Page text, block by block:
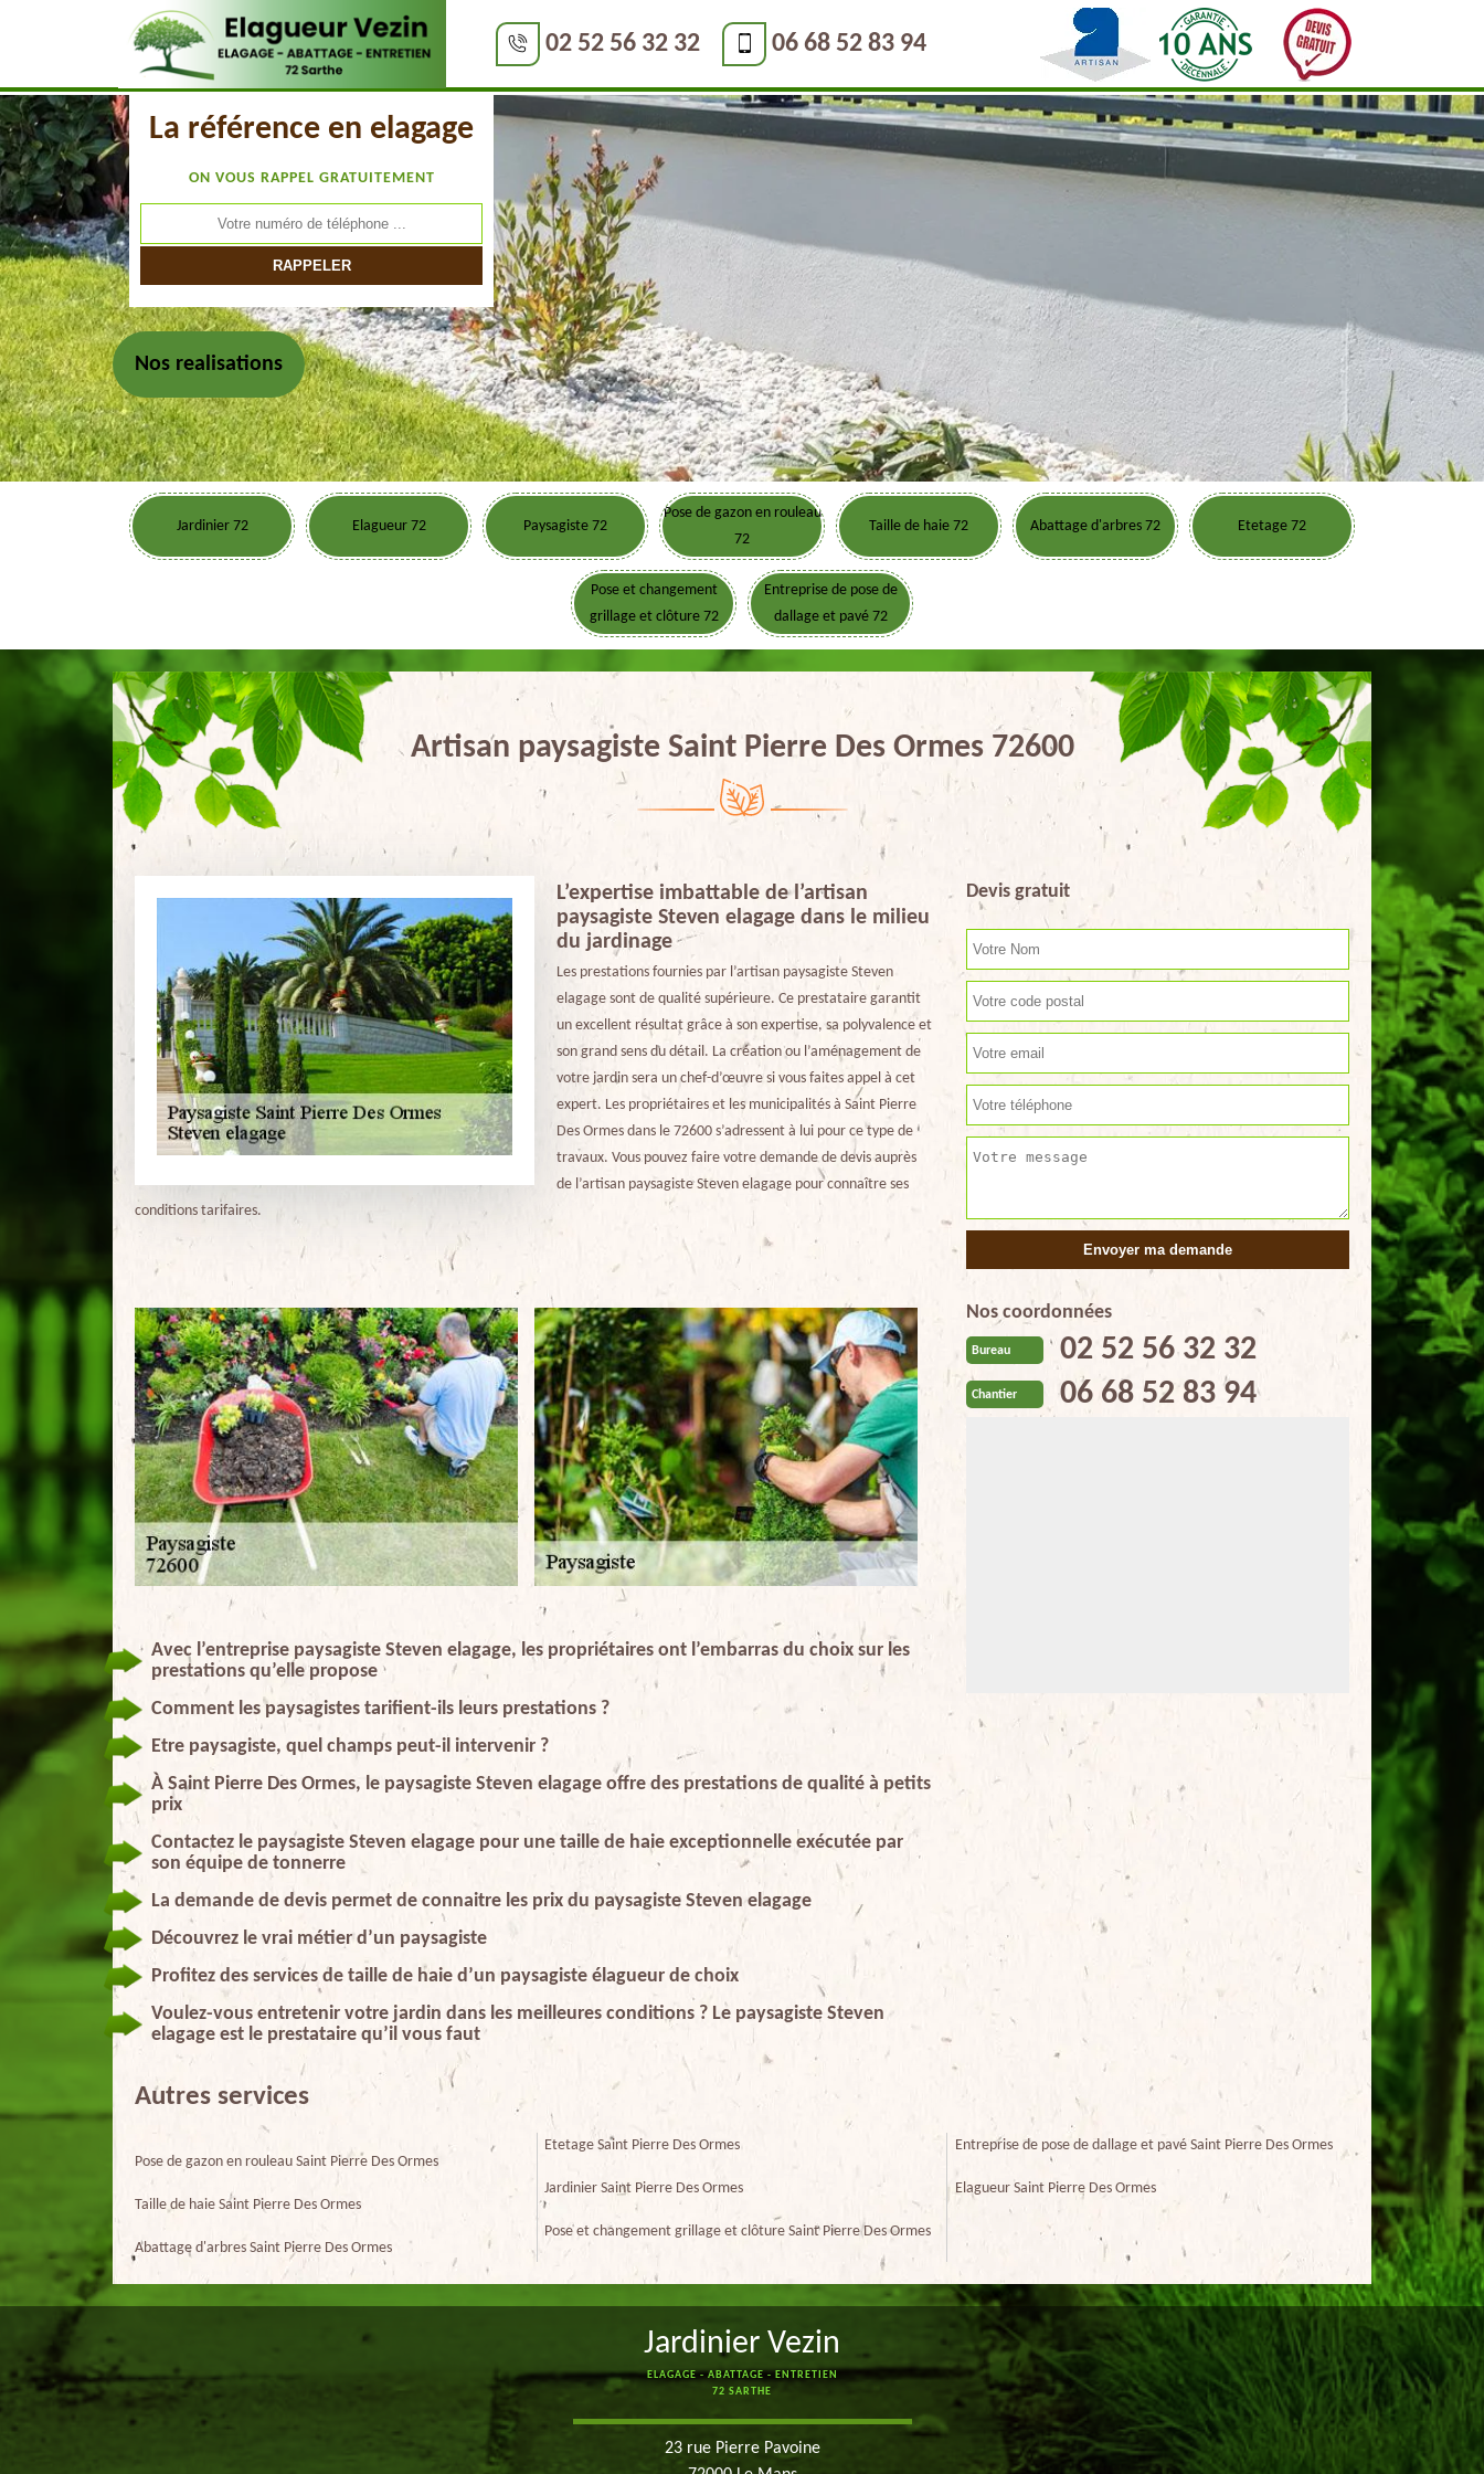
02 52 56 32 32 06 68 52 83 94
La référence en elagage
ON VOUS RAPPEL GRATUITEMENT
Nos realisations
Jardinier 72 Elagueur 72 Paysagiste 72
Pose de gazon en rouleau
72
Taille de haie 72 Abattage d'arbres 72 Etetage 72
Pose et changement
grillage et clôture 72
Entreprise de pose de
dallage et pavé 72
Artisan paysagiste Saint Pierre Des Ormes 72600
L’expertise imbattable de l’artisan
paysagiste Steven elagage dans le milieu
du jardinage
Les prestations fournies par l’artisan paysagiste Steven
elagage sont de qualité supérieure. Ce prestataire garantit
un excellent résultat grâce à son expertise, sa polyvalence et
son grand sens du détail. La création ou l’aménagement de
votre jardin sera un chef-d’œuvre si vous faites appel à cet
expert. Les propriétaires et les municipalités à Saint Pierre
Des Ormes dans le 72600 s’adressent à lui pour ce type de
travaux. Vous pouvez faire votre demande de devis auprès
de l’artisan paysagiste Steven elagage pour connaître ses
conditions tarifaires.
Avec l’entreprise paysagiste Steven elagage, les propriétaires ont l’embarras du choix sur les
prestations qu’elle propose
Comment les paysagistes tarifient-ils leurs prestations ?
Etre paysagiste, quel champs peut-il intervenir ?
À Saint Pierre Des Ormes, le paysagiste Steven elagage offre des prestations de qualité à petits
prix
Contactez le paysagiste Steven elagage pour une taille de haie exceptionnelle exécutée par
son équipe de tonnerre
La demande de devis permet de connaitre les prix du paysagiste Steven elagage
Découvrez le vrai métier d’un paysagiste
Profitez des services de taille de haie d’un paysagiste élagueur de choix
Voulez-vous entretenir votre jardin dans les meilleures conditions ? Le paysagiste Steven
elagage est le prestataire qu’il vous faut
Devis gratuit
Nos coordonnées
Bureau 02 52 56 32 32
Chantier 06 68 52 83 94
Autres services
Pose de gazon en rouleau Saint Pierre Des Ormes
Taille de haie Saint Pierre Des Ormes
Abattage d'arbres Saint Pierre Des Ormes
Etetage Saint Pierre Des Ormes
Jardinier Saint Pierre Des Ormes
Pose et changement grillage et clôture Saint Pierre Des Ormes
Entreprise de pose de dallage et pavé Saint Pierre Des Ormes
Elagueur Saint Pierre Des Ormes
Jardinier Vezin
ELAGAGE - ABATTAGE - ENTRETIEN
72 SARTHE
23 rue Pierre Pavoine